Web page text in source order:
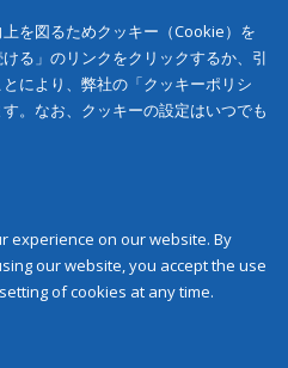
を図るためクッキー（Cookie）を
る」のリンクをクリックするか、引
により、弊社の「クッキーポリシ
。なお、クッキーの設定はいつでも
experience on our website. By
our website, you accept the use
of cookies at any time.